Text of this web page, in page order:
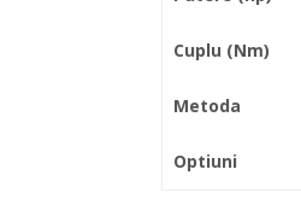
Cuplu (Nm)
Metoda
Optiuni